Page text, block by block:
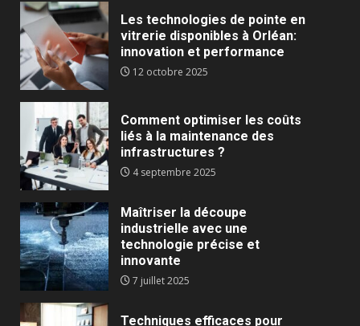
Les technologies de pointe en
vitrerie disponibles à Orléan:
innovation et performance
12 octobre 2025
Comment optimiser les coûts
liés à la maintenance des
infrastructures ?
4 septembre 2025
Maîtriser la découpe
industrielle avec une
technologie précise et
innovante
7 juillet 2025
Techniques efficaces pour